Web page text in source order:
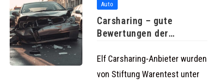
Auto
Carsharing – gute
Bewertungen der
Elf Carsharing-Anbieter wurden
von Stiftung Warentest unter